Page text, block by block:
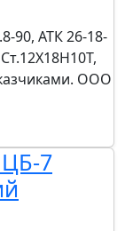
90, АТК 26-18-
ООО
7